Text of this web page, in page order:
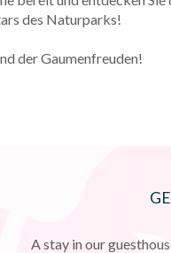
des Naturparks!
der Gaumenfreuden!
A stay in our